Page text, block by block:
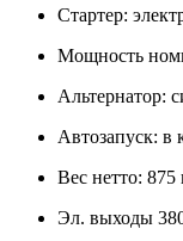
Стартер:
Мощность
Альтернатор:
Автозапуск: в
Вес нетто: 875
Эл. выходы